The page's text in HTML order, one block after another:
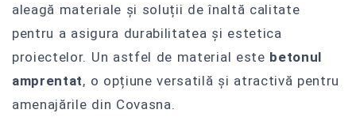
aleagă materiale și soluții de înaltă calitate
pentru a asigura durabilitatea și estetica
proiectelor. Un astfel de material este betonul
amprentat, o opțiune versatilă și atractivă pentru
amenajările din Covasna.